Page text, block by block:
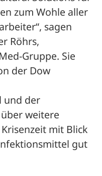
zum Wohle aller
sagen
Röhrs,
Gruppe. Sie
der Dow
und der
weitere
mit Blick
gut